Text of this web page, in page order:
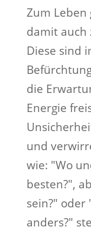
Zum
damit auch
Diese sind
die
Energie
und
wie: "Wo
besten?",
sein?" oder
anders?"